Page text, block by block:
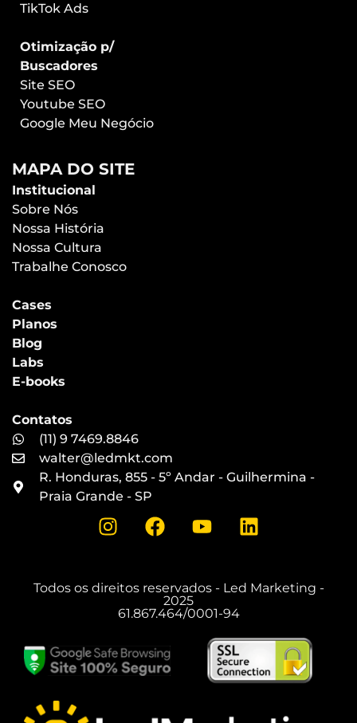
TikTok Ads
Otimização p/
Buscadores
Site SEO
Youtube SEO
Google Meu Negócio
MAPA DO SITE
Institucional
Sobre Nós
Nossa História
Nossa Cultura
Trabalhe Conosco
Cases
Planos
Blog
Labs
E-books
Contatos
(11) 9 7469.8846
walter@ledmkt.com
R. Honduras, 855 - 5º Andar - Guilhermina -
Praia Grande - SP
Todos os direitos reservados - Led Marketing -
2025
61.867.464/0001-94